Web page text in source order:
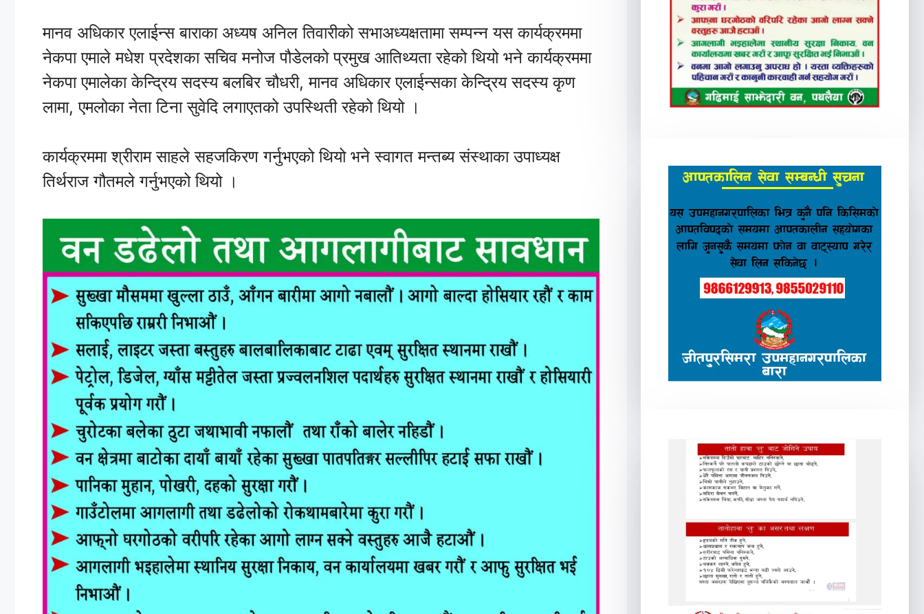
मानव अधिकार एलाईन्स बाराका अध्यष अनिल तिवारीको सभाअध्यक्षतामा सम्पन्न यस कार्यक्रममा
नेकपा एमाले मधेश प्रदेशका सचिव मनोज पौडेलको प्रमुख आतिथ्यता रहेको थियो भने कार्यक्रममा
नेकपा एमालेका केन्द्रिय सदस्य बलबिर चौधरी, मानव अधिकार एलाईन्सका केन्द्रिय सदस्य कृण
लामा, एमलोका नेता टिना सुवेदि लगाएतको उपस्थिती रहेको थियो ।
कार्यक्रममा श्रीराम साहले सहजकिरण गर्नुभएको थियो भने स्वागत मन्तब्य संस्थाका उपाध्यक्ष
तिर्थराज गौतमले गर्नुभएको थियो ।